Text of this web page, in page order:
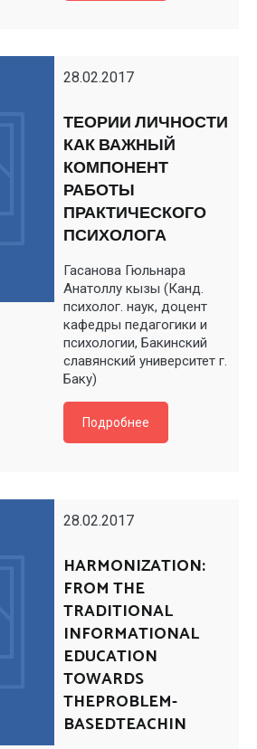
28.02.2017
ТЕОРИИ ЛИЧНОСТИ
КАК ВАЖНЫЙ
КОМПОНЕНТ
РАБОТЫ
ПРАКТИЧЕСКОГО
ПСИХОЛОГА
Гасанова Гюльнара
Анатоллу кызы (Канд.
психолог. наук, доцент
кафедры педагогики и
психологии, Бакинский
славянский университет г.
Баку)
Подробнее
28.02.2017
HARMONIZATION:
FROM THE
TRADITIONAL
INFORMATIONAL
EDUCATION
TOWARDS
THEPROBLEM-
BASEDTEACHIN